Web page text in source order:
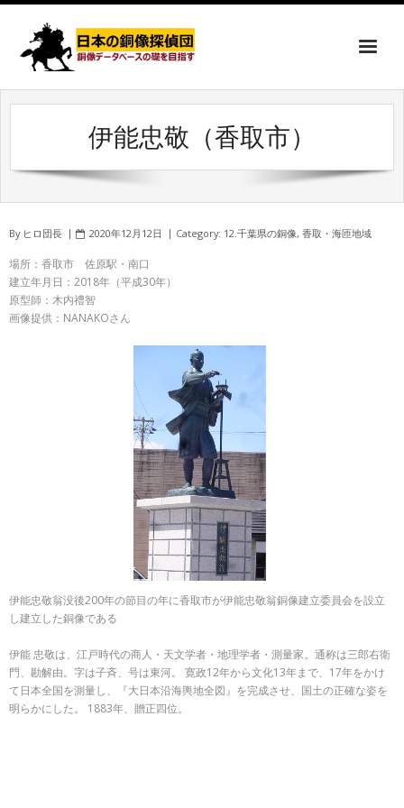
伊能忠敬（香取市）
By ヒロ団長 2020年12月12日 Category: 12.千葉県の銅像, 香取・海匝地域
場所：香取市 佐原駅・南口
建立年月日：2018年（平成30年）
原型師：木内禮智
画像提供：NANAKOさん
伊能忠敬翁没後200年の節目の年に香取市が伊能忠敬翁銅像建立委員会を設立
し建立した銅像である
伊能 忠敬は、江戸時代の商人・天文学者・地理学者・測量家。通称は三郎右衛
門、勘解由。字は子斉、号は東河。 寛政12年から文化13年まで、17年をかけ
て日本全国を測量し、『大日本沿海輿地全図』を完成させ、国土の正確な姿を
明らかにした。 1883年、贈正四位。